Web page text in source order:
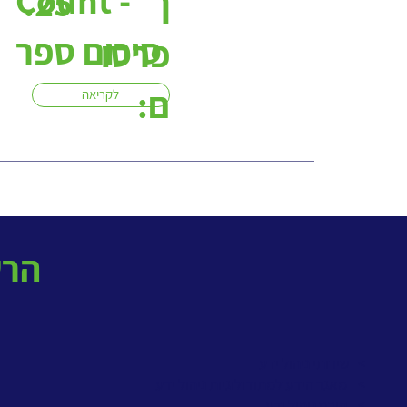
סיכום ספר
לקריאה
פרסו
ם: